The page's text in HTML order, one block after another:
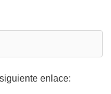
enlace: